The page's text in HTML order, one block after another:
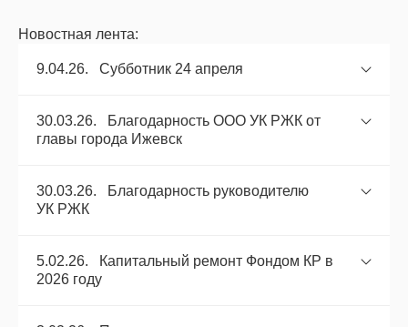
Новостная лента:
9.04.26. Субботник 24 апреля
30.03.26. Благодарность ООО УК РЖК от
главы города Ижевск
30.03.26. Благодарность руководителю
УК РЖК
5.02.26. Капитальный ремонт Фондом КР в
2026 году